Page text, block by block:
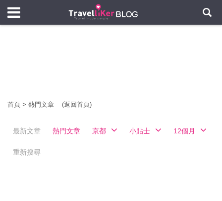
首頁 > 熱門文章 (返回首頁)
最新文章 熱門文章 京都 小貼士 12個月
重新搜尋